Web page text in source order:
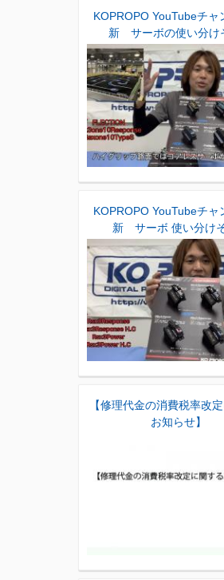
KOPROPO YouTubeチャ
新 サーボの使い分け
KOPROPO YouTubeチャ
新 サーボ 使い分け
【修理代金の消費税率改
お知らせ】